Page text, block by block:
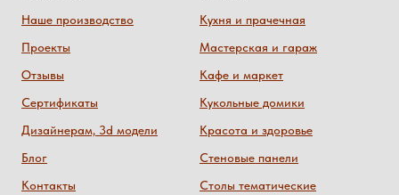
Наше производство
Проекты
Отзывы
Сертификаты
Дизайнерам, 3d модели
Блог
Контакты
Кухня и прачечная
Мастерская и гараж
Кафе и маркет
Кукольные домики
Красота и здоровье
Стеновые панели
Столы тематические